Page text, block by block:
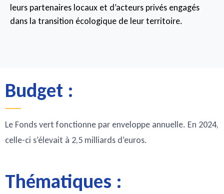
leurs partenaires locaux et d’acteurs privés engagés
dans la transition écologique de leur territoire.
Budget :
Le Fonds vert fonctionne par enveloppe annuelle. En 2024,
celle-ci s’élevait à 2,5 milliards d’euros.
Thématiques :